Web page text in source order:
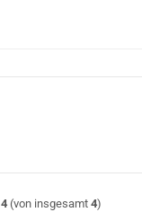
4 (von insgesamt 4)